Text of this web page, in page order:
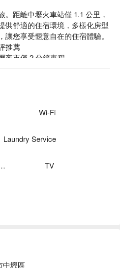
。距離中壢火車站僅 1.1 公里，
供舒適的住宿環境，多樣化房型
您享受愜意自在的住宿體驗。
推薦
市僅 2 分鐘車程。
旅館住宿方案、以琳商務旅館休
Wi-Fi
Laundry Service
accessible TV
中壢區